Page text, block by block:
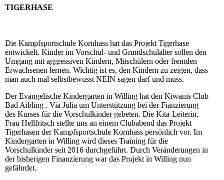
TIGERHASE
Die Kampfsportschule Kornhass hat das Projekt Tigerhase
entwickelt. Kinder im Vorschul- und Grundschulalter sollen den
Umgang mit aggressiven Kindern, Mitschülern oder fremden
Erwachsenen lernen. Wichtig ist es, den Kindern zu zeigen, dass
man auch mal selbstbewusst NEIN sagen darf und muss.
Der Evangelische Kindergarten in Willing hat den Kiwanis Club
Bad Aibling . Via Julia um Unterstützung bei der Fianzierung
des Kurses für die Vorschulkinder gebeten. Die Kita-Leiterin,
Frau Hellfritsch stellte uns an einem Clubabend das Projekt
Tigerhasen der Kampfsportschule Kornhass persönlich vor. Im
Kindergarten in Willing wird dieses Training für die
Vorschulkinder seit 2016 durchgeführt. Durch Veränderungen in
der bisherigen Finanzierung war das Projekt in Willing nun
gefährdet.